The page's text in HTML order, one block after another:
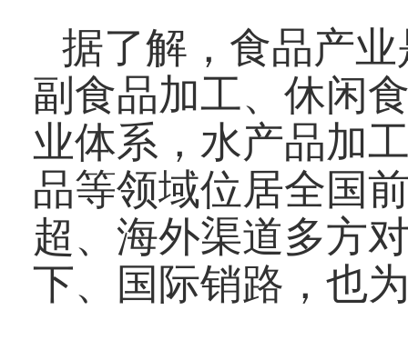
据了解，食品产
副食品加工、休闲
业体系，水产品加
品等领域位居全国
超、海外渠道多方
下、国际销路，也